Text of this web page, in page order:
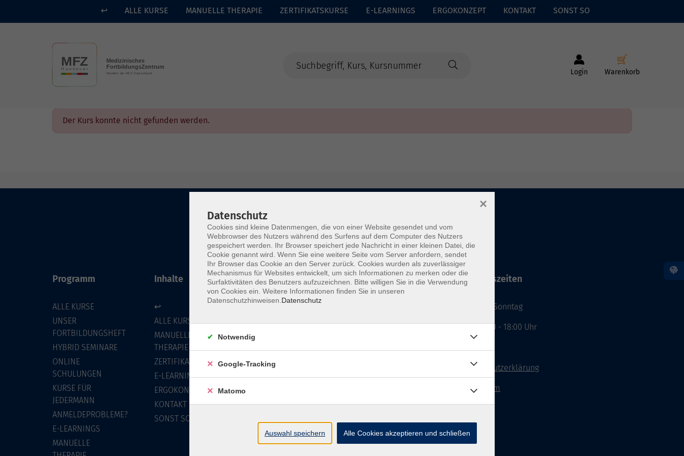
Skip to main content
↩ ALLE KURSE MANUELLE THERAPIE ZERTIFIKATSKURSE E-LEARNINGS ERGOKONZEPT KONTAKT SONST SO
Login Warenkorb
Der Kurs konnte nicht gefunden werden.
Programm
ALLE KURSE
UNSER
FORTBILDUNGSHEFT
HYBRID SEMINARE
ONLINE
SCHULUNGEN
KURSE FÜR
JEDERMANN
ANMELDEPROBLEME?
E-LEARNINGS
MANUELLE
Inhalte
↩
ALLE KURSE
MANUELLE
THERAPIE
ZERTIFIKATSKURSE
E-LEARNINGS
ERGOKONZEPT
KONTAKT
SONST SO
MFZ HANNOVER GMBH & CO KG
📞Telefon: +49 511 844 14 18
Öffnungszeiten
Montag - Sonntag
von: 08:00 - 18:00 Uhr
Datenschutzerklärung
Impressum
Widerruf
Datenschutz
Cookies sind kleine Datenmengen, die von einer Website gesendet und vom
Webbrowser des Nutzers während des Surfens auf dem Computer des Nutzers
gespeichert werden. Ihr Browser speichert jede Nachricht in einer kleinen Datei, die
Cookie genannt wird. Wenn Sie eine weitere Seite vom Server anfordern, sendet
Ihr Browser das Cookie an den Server zurück. Cookies wurden als zuverlässiger
Mechanismus für Websites entwickelt, um sich Informationen zu merken oder die
Surfaktivitäten des Benutzers aufzuzeichnen. Bitte willigen Sie in die Verwendung
von Cookies ein. Weitere Informationen finden Sie in unseren
Datenschutzhinweisen. Datenschutz
×
Notwendig
Google-Tracking
Matomo
Auswahl speichern Alle Cookies akzeptieren und schließen